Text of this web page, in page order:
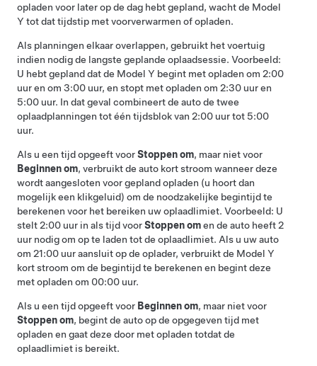
opladen voor later op de dag hebt gepland, wacht de Model
Y tot dat tijdstip met voorverwarmen of opladen.
Als planningen elkaar overlappen, gebruikt het voertuig
indien nodig de langste geplande oplaadsessie. Voorbeeld:
U hebt gepland dat de Model Y begint met opladen om 2:00
uur en om 3:00 uur, en stopt met opladen om 2:30 uur en
5:00 uur. In dat geval combineert de auto de twee
oplaadplanningen tot één tijdsblok van 2:00 uur tot 5:00
uur.
Als u een tijd opgeeft voorStoppen om, maar niet voor
Beginnen om, verbruikt de auto kort stroom wanneer deze
wordt aangesloten voor gepland opladen (u hoort dan
mogelijk een klikgeluid) om de noodzakelijke begintijd te
berekenen voor het bereiken uw oplaadlimiet. Voorbeeld: U
stelt 2:00 uur in als tijd voorStoppen omen de auto heeft 2
uur nodig om op te laden tot de oplaadlimiet. Als u uw auto
om 21:00 uur aansluit op de oplader, verbruikt de Model Y
kort stroom om de begintijd te berekenen en begint deze
met opladen om 00:00 uur.
Als u een tijd opgeeft voor Beginnen om, maar niet voor
Stoppen om, begint de auto op de opgegeven tijd met
opladen en gaat deze door met opladen totdat de
oplaadlimiet is bereikt.